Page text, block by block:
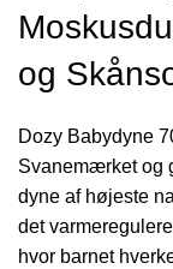
og
Dozy Babydyne
Svanemærket og
dyne af højeste
det
hvor barnet